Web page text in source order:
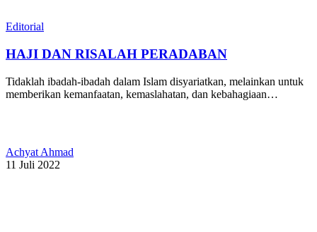
Editorial
HAJI DAN RISALAH PERADABAN
Tidaklah ibadah-ibadah dalam Islam disyariatkan, melainkan untuk
memberikan kemanfaatan, kemaslahatan, dan kebahagiaan…
Achyat Ahmad
11 Juli 2022